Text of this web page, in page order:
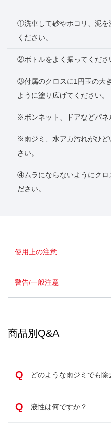
①洗車して砂やホコリ、泥を
ください。
②ボトルをよく振ってくださ
③付属のクロスに1円玉の大
ように塗り広げてください。
※ボンネット、ドアなどパネ
※雨ジミ、水アカ汚れがひ
さい。
④ムラにならないようにクロ
ださい。
使用上の注意
警告/一般注意
商品別Q&A
Q どのような雨ジミでも除
Q 液性は何ですか？